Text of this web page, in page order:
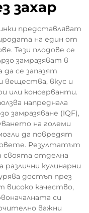
захар
представляват
на един от
Тези плодове се
замразяват в
да се запазят
вкус и
или консерванти.
напреднала
замразяване (IQF),
на големи
да повредят
Резултатът
своята отделна
кулинарни
достъп през
високо качество,
си
важни